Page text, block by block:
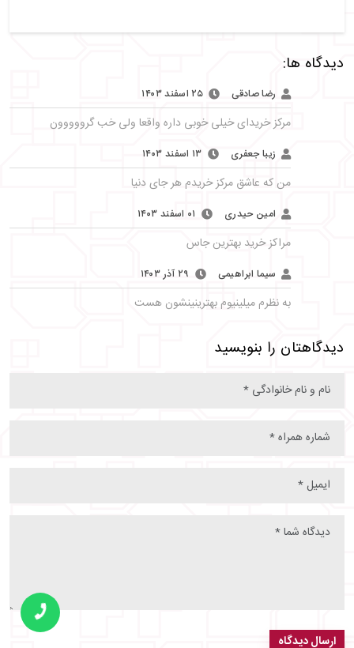
دیدگاه ها:
رضا صادقی ۲۵ اسفند ۱۴۰۳
مرکز خریدای خیلی خوبی داره واقعا ولی خب گرووووون
زیبا جعفری ۱۳ اسفند ۱۴۰۳
من که عاشق مرکز خریدم هر جای دنیا
امین حیدری ۰۱ اسفند ۱۴۰۳
مراکز خرید بهترین جاس
سیما ابراهیمی ۲۹ آذر ۱۴۰۳
به نظرم میلینیوم بهترینینشون هست
دیدگاهتان را بنویسید
ارسال دیدگاه